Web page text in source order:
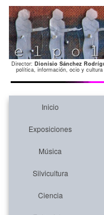
Director: Dionisio Sánchez
política, información, ocio y
Inicio
Exposiciones
Música
Silvicultura
Ciencia